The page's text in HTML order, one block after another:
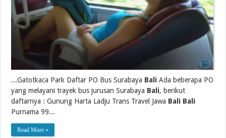
...Gatotkaca Park Daftar PO Bus Surabaya Bali Ada beberapa PO
yang melayani trayek bus jurusan Surabaya Bali, berikut
daftarnya : Gunung Harta Ladju Trans Travel Jawa Bali Bali
Purnama 99...
Read More »